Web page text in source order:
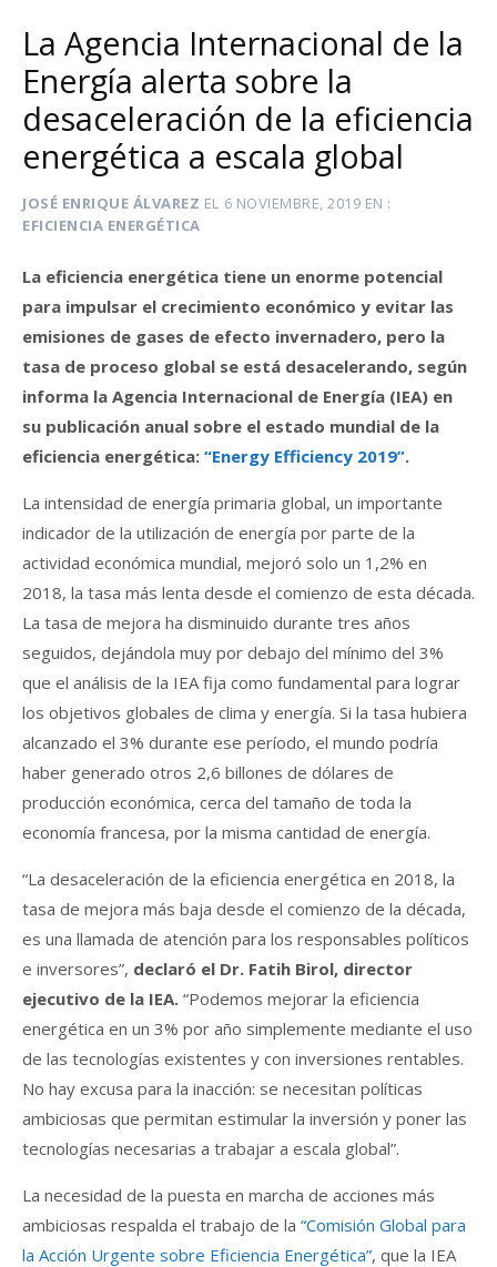
La Agencia Internacional de la
Energía alerta sobre la
desaceleración de la eficiencia
energética a escala global
JOSÉ ENRIQUE ÁLVAREZ EL 6 NOVIEMBRE, 2019 EN
EFICIENCIA ENERGÉTICA
La eficiencia energética tiene un enorme potencial
para impulsar el crecimiento económico y evitar las
emisiones de gases de efecto invernadero, pero la
tasa de proceso global se está desacelerando, según
informa la Agencia Internacional de Energía (IEA) en
su publicación anual sobre el estado mundial de la
eficiencia energética: “Energy Efficiency 2019”.
La intensidad de energía primaria global, un importante
indicador de la utilización de energía por parte de la
actividad económica mundial, mejoró solo un 1,2% en
2018, la tasa más lenta desde el comienzo de esta década.
La tasa de mejora ha disminuido durante tres años
seguidos, dejándola muy por debajo del mínimo del 3%
que el análisis de la IEA fija como fundamental para lograr
los objetivos globales de clima y energía. Si la tasa hubiera
alcanzado el 3% durante ese período, el mundo podría
haber generado otros 2,6 billones de dólares de
producción económica, cerca del tamaño de toda la
economía francesa, por la misma cantidad de energía.
“La desaceleración de la eficiencia energética en 2018, la
tasa de mejora más baja desde el comienzo de la década,
es una llamada de atención para los responsables políticos
e inversores”, declaró el Dr. Fatih Birol, director
ejecutivo de la IEA. “Podemos mejorar la eficiencia
energética en un 3% por año simplemente mediante el uso
de las tecnologías existentes y con inversiones rentables.
No hay excusa para la inacción: se necesitan políticas
ambiciosas que permitan estimular la inversión y poner las
tecnologías necesarias a trabajar a escala global”.
La necesidad de la puesta en marcha de acciones más
ambiciosas respalda el trabajo de la “Comisión Global para
la Acción Urgente sobre Eficiencia Energética”, que la IEA